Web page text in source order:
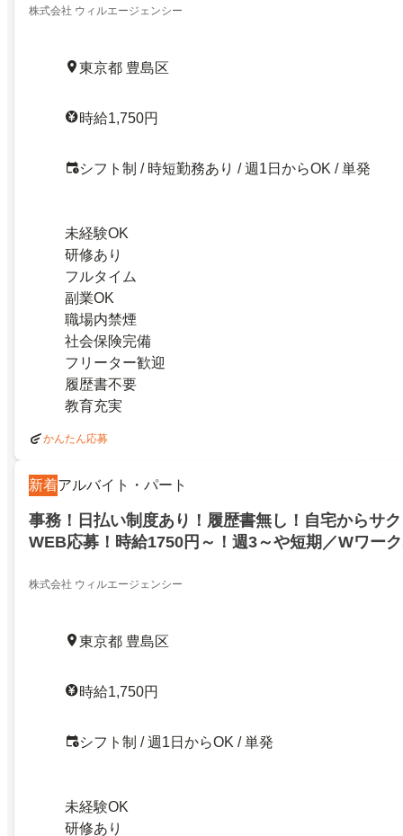
株式会社 ウィルエージェンシー
東京都 豊島区
時給1,750円
シフト制 / 時短勤務あり / 週1日からOK / 単発
未経験OK
研修あり
フルタイム
副業OK
職場内禁煙
社会保険完備
フリーター歓迎
履歴書不要
教育充実
かんたん応募
新着アルバイト・パート
事務！日払い制度あり！履歴書無し！自宅からサ
WEB応募！時給1750円～！週3～や短期／Wワー
株式会社 ウィルエージェンシー
東京都 豊島区
時給1,750円
シフト制 / 週1日からOK / 単発
未経験OK
研修あり